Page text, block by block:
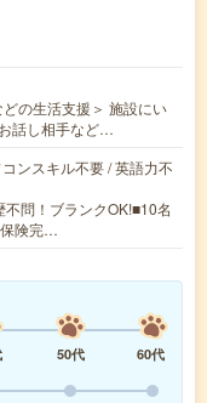
の生活支援＞ 施設にい
話し相手など…
ンスキル不要 / 英語力不
問！ブランクOK!■10名
保険完…
50代
60代